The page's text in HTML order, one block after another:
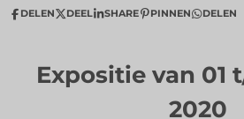
DELEN DEEL SHARE PINNEN DELEN
Expositie van 01
2020